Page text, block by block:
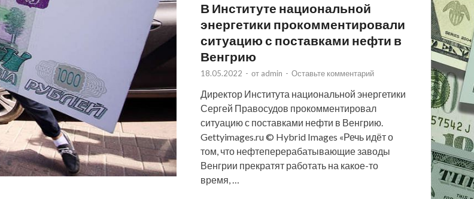
В Институте национальной
энергетики прокомментировали
ситуацию с поставками нефти в
Венгрию
18.05.2022 - от admin - Оставьте комментарий
Директор Института национальной энергетики
Сергей Правосудов прокомментировал
ситуацию с поставками нефти в Венгрию.
Gettyimages.ru © Hybrid Images «Речь идёт о
том, что нефтеперерабатывающие заводы
Венгрии прекратят работать на какое-то
время, …